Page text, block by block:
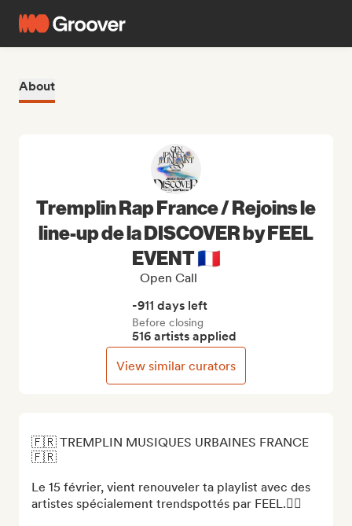
About
🇫🇷 TREMPLIN MUSIQUES URBAINES FRANCE
🇫🇷
Le 15 février, vient renouveler ta playlist avec des
artistes spécialement trendspottés par FEEL.❤️‍🔥
Tremplin Rap France / Rejoins le
line-up de la DISCOVER by FEEL
EVENT 🇫🇷
Open Call
-911 days left
Before closing
516 artists applied
View similar curators